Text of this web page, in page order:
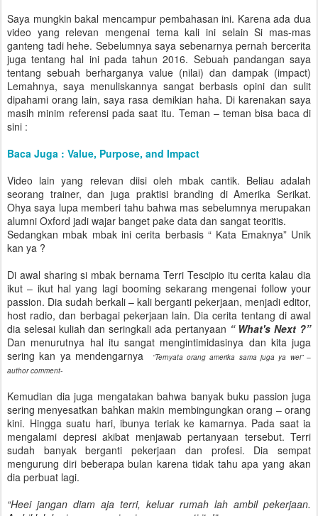
Saya mungkin bakal mencampur pembahasan ini. Karena ada dua
video yang relevan mengenai tema kali ini selain Si mas-mas
ganteng tadi hehe. Sebelumnya saya sebenarnya pernah bercerita
juga tentang hal ini pada tahun 2016. Sebuah pandangan saya
tentang sebuah berharganya value (nilai) dan dampak (impact)
Lemahnya, saya menuliskannya sangat berbasis opini dan sulit
dipahami orang lain, saya rasa demikian haha. Di karenakan saya
masih minim referensi pada saat itu. Teman – teman bisa baca di
sini :
Baca Juga : Value, Purpose, and Impact
Video lain yang relevan diisi oleh mbak cantik. Beliau adalah
seorang trainer, dan juga praktisi branding di Amerika Serikat.
Ohya saya lupa memberi tahu bahwa mas sebelumnya merupakan
alumni Oxford jadi wajar banget pake data dan sangat teoritis.
Sedangkan mbak mbak ini cerita berbasis “ Kata Emaknya” Unik
kan ya ?
Di awal sharing si mbak bernama Terri Tescipio itu cerita kalau dia
ikut – ikut hal yang lagi booming sekarang mengenai follow your
passion. Dia sudah berkali – kali berganti pekerjaan, menjadi editor,
host radio, dan berbagai pekerjaan lain. Dia cerita tentang di awal
dia selesai kuliah dan seringkali ada pertanyaan “ What's Next ?”
Dan menurutnya hal itu sangat mengintimidasinya dan kita juga
sering kan ya mendengarnya
“Ternyata orang amerika sama juga ya wei” –
author comment-
Kemudian dia juga mengatakan bahwa banyak buku passion juga
sering menyesatkan bahkan makin membingungkan orang – orang
kini. Hingga suatu hari, ibunya teriak ke kamarnya. Pada saat ia
mengalami depresi akibat menjawab pertanyaan tersebut. Terri
sudah banyak berganti pekerjaan dan profesi. Dia sempat
mengurung diri beberapa bulan karena tidak tahu apa yang akan
dia perbuat lagi.
“Heei jangan diam aja terri, keluar rumah lah ambil pekerjaan.